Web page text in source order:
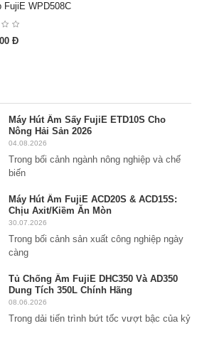
FujiE WPD508C
Đ
Máy Hút Ẩm Sấy FujiE ETD10S Cho
Nông Hải Sản 2026
04.08.2026
Trong bối cảnh ngành nông nghiệp và chế
biến
Máy Hút Ẩm FujiE ACD20S & ACD15S:
Chịu Axit/Kiềm Ăn Mòn
30.07.2026
Trong bối cảnh sản xuất công nghiệp ngày
càng
Tủ Chống Ẩm FujiE DHC350 Và AD350
Dung Tích 350L Chính Hãng
08.06.2026
Trong dải tiến trình bứt tốc vượt bậc của kỷ